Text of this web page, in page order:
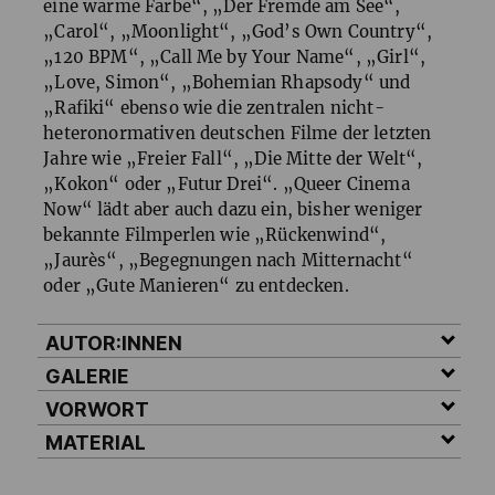
eine warme Farbe“, „Der Fremde am See“,
„Carol“, „Moonlight“, „God’s Own Country“,
„120BPM“, „Call Me by Your Name“, „Girl“,
„Love, Simon“, „Bohemian Rhapsody“ und
„Rafiki“ ebenso wie die zentralen nicht-
heteronormativen deutschen Filme der letzten
Jahre wie „Freier Fall“, „Die Mitte der Welt“,
„Kokon“ oder „Futur Drei“. „Queer Cinema
Now“ lädt aber auch dazu ein, bisher weniger
bekannte Filmperlen wie „Rückenwind“,
„Jaurès“, „Begegnungen nach Mitternacht“
oder „Gute Manieren“ zu entdecken.
AUTOR:INNEN
GALERIE
VORWORT
MATERIAL